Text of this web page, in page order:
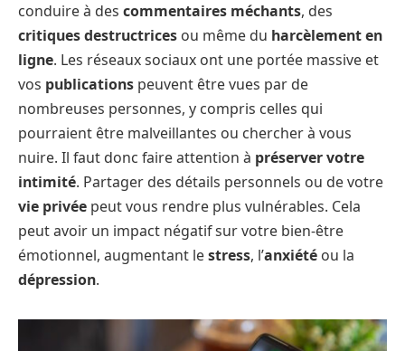
conduire à des commentaires méchants, des
critiques destructrices ou même du harcèlement en
ligne. Les réseaux sociaux ont une portée massive et
vos publications peuvent être vues par de
nombreuses personnes, y compris celles qui
pourraient être malveillantes ou chercher à vous
nuire. Il faut donc faire attention à préserver votre
intimité. Partager des détails personnels ou de votre
vie privée peut vous rendre plus vulnérables. Cela
peut avoir un impact négatif sur votre bien-être
émotionnel, augmentant lestress, l’anxiété ou la
dépression.